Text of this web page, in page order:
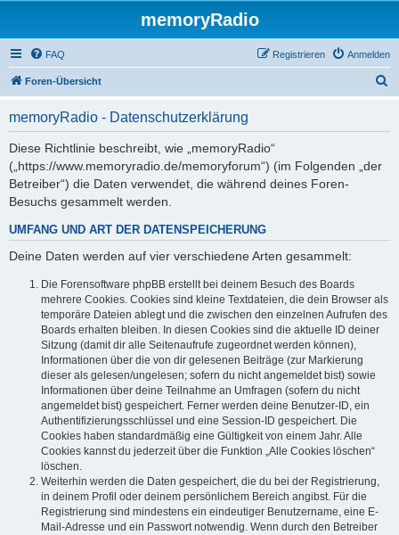
memoryRadio
FAQ Anmelden
Registrieren
Foren-Übersicht
memoryRadio - Datenschutzerklärung
Diese Richtlinie beschreibt, wie „memoryRadio“
(„https://www.memoryradio.de/memoryforum“) (im Folgenden „der
Betreiber“) die Daten verwendet, die während deines Foren-
Besuchs gesammelt werden.
UMFANG UND ART DER DATENSPEICHERUNG
Deine Daten werden auf vier verschiedene Arten gesammelt:
Die Forensoftware phpBB erstellt bei deinem Besuch des Boards
mehrere Cookies. Cookies sind kleine Textdateien, die dein Browser als
temporäre Dateien ablegt und die zwischen den einzelnen Aufrufen des
Boards erhalten bleiben. In diesen Cookies sind die aktuelle ID deiner
Sitzung (damit dir alle Seitenaufrufe zugeordnet werden können),
Informationen über die von dir gelesenen Beiträge (zur Markierung
dieser als gelesen/ungelesen; sofern du nicht angemeldet bist) sowie
Informationen über deine Teilnahme an Umfragen (sofern du nicht
angemeldet bist) gespeichert. Ferner werden deine Benutzer-ID, ein
Authentifizierungsschlüssel und eine Session-ID gespeichert. Die
Cookies haben standardmäßig eine Gültigkeit von einem Jahr. Alle
Cookies kannst du jederzeit über die Funktion „Alle Cookies löschen“
löschen.
Weiterhin werden die Daten gespeichert, die du bei der Registrierung,
in deinem Profil oder deinem persönlichem Bereich angibst. Für die
Registrierung sind mindestens ein eindeutiger Benutzername, eine E-
Mail-Adresse und ein Passwort notwendig. Wenn durch den Betreiber